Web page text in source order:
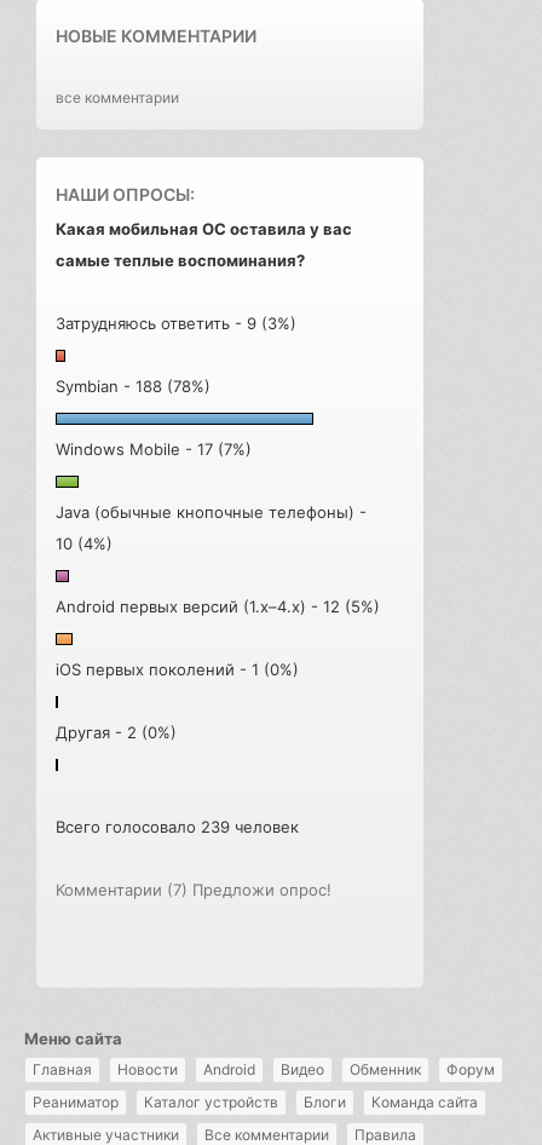
НОВЫЕ КОММЕНТАРИИ
все комментарии
НАШИ ОПРОСЫ:
Какая мобильная ОС оставила у вас
самые теплые воспоминания?
Затрудняюсь ответить - 9 (3%)
Symbian - 188 (78%)
Windows Mobile - 17 (7%)
Java (обычные кнопочные телефоны) -
10 (4%)
Android первых версий (1.x–4.x) - 12 (5%)
iOS первых поколений - 1 (0%)
Другая - 2 (0%)
Всего голосовало 239 человек
Комментарии (7) Предложи опрос!
Меню сайта
Главная Новости Android Видео Обменник
Форум
Реаниматор
Каталог устройств Блоги
Команда сайта
Активные участники
Все комментарии Правила